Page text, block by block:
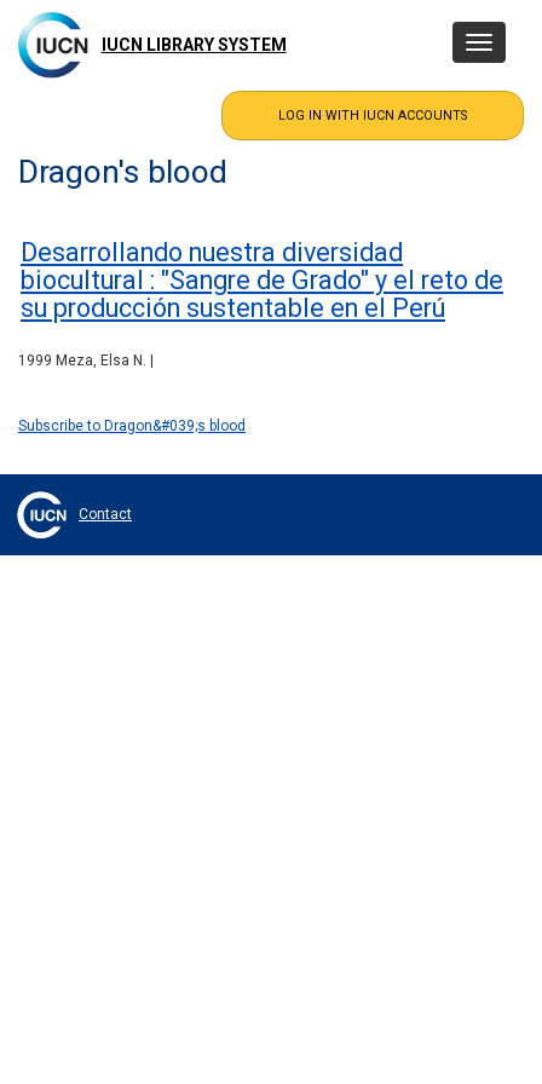
main
content
IUCN LIBRARY SYSTEM
Toggle
Dragon's blood
Desarrollando nuestra diversidad
biocultural : "Sangre de Grado" y el reto de
su producción sustentable en el Perú
1999 Meza, Elsa N. |
Subscribe to Dragon&#039;s blood
Contact